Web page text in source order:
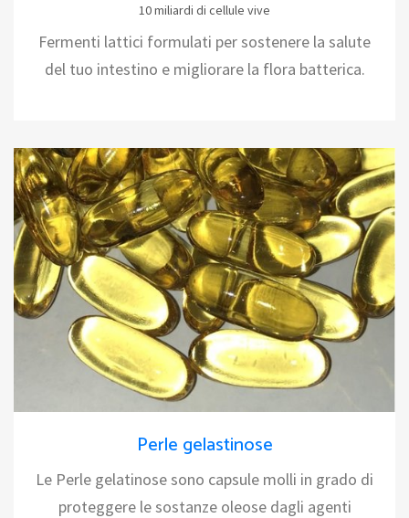
10 miliardi di cellule vive
Fermenti lattici formulati per sostenere la salute
del tuo intestino e migliorare la flora batterica.
Perle gelastinose
Le Perle gelatinose sono capsule molli in grado di
proteggere le sostanze oleose dagli agenti